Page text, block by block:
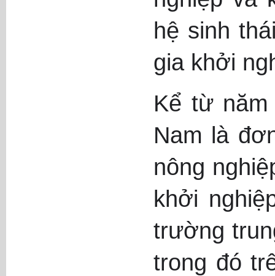
hệ sinh
gia khởi
Kể từ năm
Nam là
nông
khởi
trường
trong đó